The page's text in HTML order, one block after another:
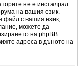
не е инсталрал
на вашия език.
файл с вашия език,
можете да
на phpBB
адреса в дъното на